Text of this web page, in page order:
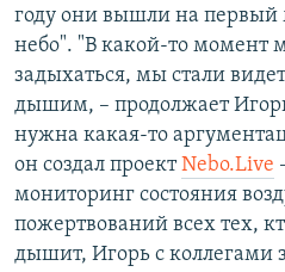
году они вышли на первый
небо". "В какой-то момент
задыхаться, мы стали
дышим, – продолжает
нужна какая-то
он создал проектNebo.Live
мониторинг состояния
пожертвований всех тех,
дышит, Игорь с коллегами